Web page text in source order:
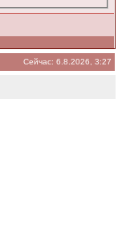
Сейчас: 6.8.2026, 3:27